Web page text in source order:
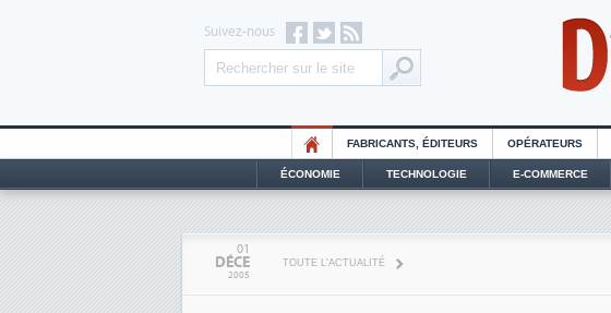
Suivez-nous
FABRICANTS, ÉDITEURS OPÉRATEURS
ÉCONOMIE TECHNOLOGIE E-COMMERCE
01
DÉCE
2005
TOUTE L'ACTUALITÉ